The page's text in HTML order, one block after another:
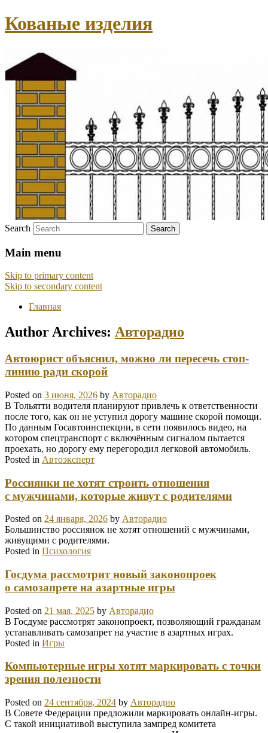
Кованые изделия
Search
Main menu
Skip to primary content
Skip to secondary content
Главная
Author Archives: Авторадио
Автоюрист объяснил, можно ли пересечь стоп-
линию ради скорой
Posted on 3 июня, 2026 by Авторадио
В Тольятти водителя планируют привлечь к ответственности
после того, как он не уступил дорогу машине скорой помощи.
По данным Госавтоинспекции, в сети появилось видео, на
котором спецтранспорт с включённым сигналом пытается
проехать, но дорогу ему перегородил легковой автомобиль.
Posted in Автоэксперт
Россиянки не хотят строить отношения
с мужчинами, которые живут с родителями
Posted on 24 января, 2026 by Авторадио
Большинство россиянок не хотят отношений с мужчинами,
живущими с родителями.
Posted in Психология
Госдума рассмотрит новый законопроек
о самозапрете на азартные игры
Posted on 21 мая, 2025 by Авторадио
В Госдуме рассмотрят законопроект, позволяющий гражданам
устанавливать самозапрет на участие в азартных играх.
Posted in Игры
Компьютерные игры хотят маркировать с точки
зрения полезности
Posted on 24 сентября, 2024 by Авторадио
В Совете Федерации предложили маркировать онлайн-игры.
С такой инициативой выступила зампред комитета